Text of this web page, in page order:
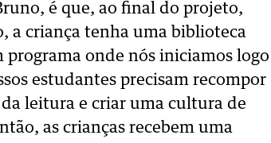
é que, ao final do projeto,
a criança tenha uma biblioteca
programa onde nós iniciamos logo
estudantes precisam recompor
da leitura e criar uma cultura de
as crianças recebem uma